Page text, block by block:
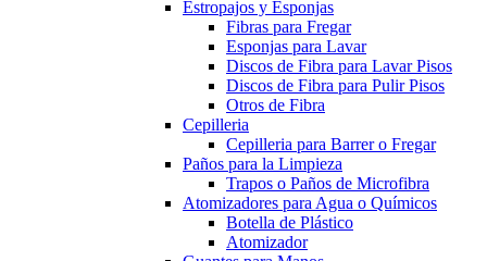
Estropajos y Esponjas
Fibras para Fregar
Esponjas para Lavar
Discos de Fibra para Lavar Pisos
Discos de Fibra para Pulir Pisos
Otros de Fibra
Cepilleria
Cepilleria para Barrer o Fregar
Paños para la Limpieza
Trapos o Paños de Microfibra
Atomizadores para Agua o Químicos
Botella de Plástico
Atomizador